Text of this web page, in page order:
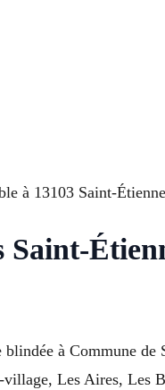
à 13103 Saint-
Saint-
à Commune
Les Aires, Les